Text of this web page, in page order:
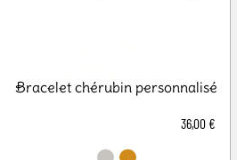
Bracelet chérubin personnalisé
36,00 €